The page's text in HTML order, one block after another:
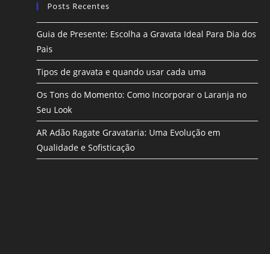
Posts Recentes
Guia de Presente: Escolha a Gravata Ideal Para Dia dos
Pais
Tipos de gravata e quando usar cada uma
Os Tons do Momento: Como Incorporar o Laranja no
Seu Look
AR Adão Ragate Gravataria: Uma Evolução em
Qualidade e Sofisticação